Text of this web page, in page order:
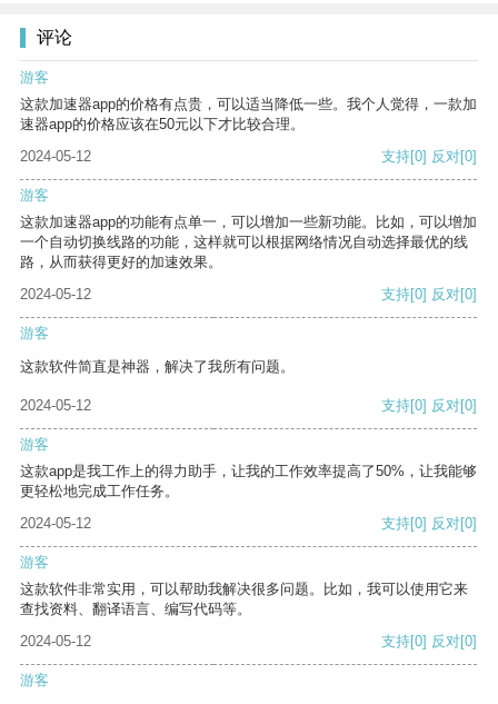
评论
游客
这款加速器app的价格有点贵，可以适当降低一些。我个人觉得，一款加
速器app的价格应该在50元以下才比较合理。
2024-05-12
支持[0] 反对[0]
游客
这款加速器app的功能有点单一，可以增加一些新功能。比如，可以增加
一个自动切换线路的功能，这样就可以根据网络情况自动选择最优的线
路，从而获得更好的加速效果。
2024-05-12
支持[0] 反对[0]
游客
这款软件简直是神器，解决了我所有问题。
2024-05-12 支持[0] 反对[0]
游客
这款app是我工作上的得力助手，让我的工作效率提高了50%，让我能够
更轻松地完成工作任务。
2024-05-12
支持[0] 反对[0]
游客
这款软件非常实用，可以帮助我解决很多问题。比如，我可以使用它来
查找资料、翻译语言、编写代码等。
2024-05-12
支持[0] 反对[0]
游客